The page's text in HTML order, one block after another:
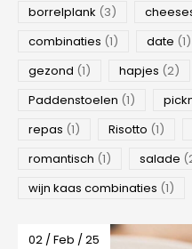
borrelplank (3)
combinaties (1) date (1)
gezond (1) hapjes (2)
Paddenstoelen (1)
repas (1) Risotto (1)
romantisch (1) salade
wijn kaas combinaties (1)
02 / Feb / 25